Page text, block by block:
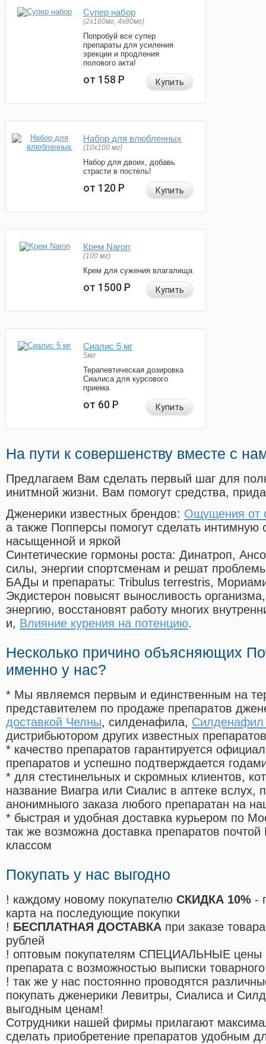
Супер набор
(2х160мг, 4х80мг)
Попробуй все супер
препараты для усиления
эрекции и продления
полового акта!
от 158Р Купить
Набор для влюбленных
(10х100 мг)
Набор для двоих, добавь
страсти в постель!
от 120Р Купить
Крем Naron
(100 мг)
Крем для сужения влагалища
от 1500Р Купить
Сиалис 5 мг
5мг
Терапевтическая дозировка
Сиалиса для курсового
приема
от 60Р Купить
На пути к совершенству вместе с
Предлагаем Вам сделать первый шаг для
инитмной жизни. Вам помогут средства,
Дженерики известных брендов: Ощущения от
а также Попперсы помогут сделать
насыщенной и яркой
Синтетические гормоны роста: Динатроп,
силы, энергии спортсменам и решат
БАДы и препараты: Tribulus terrestris,
Экдистерон повысят выносливость
энергию, восстановят работу многих
и, Влияние курения на потенцию.
Несколько причино объясняющих
именно у нас?
* Мы являемся первым и единственным на
представителем по продаже препаратов
доставкой Челны, силденафила,
дистрибьютором других известных препаратов
* качество препаратов гарантируется
препаратов и успешно подтверждается
* для стестинельных и скромных клиентов,
название Виагра или Сиалис в аптеке вслух,
анонимныого заказа любого препаратан на
* быстрая и удобная доставка курьером по
так же возможна доставка препаратов
классом
Покупать у нас выгодно
! каждому новому покупателю СКИДКА 10% -
карта на последующие покупки
! БЕСПЛАТНАЯ ДОСТАВКА при заказе
рублей
! оптовым покупателям СПЕЦИАЛЬНЫЕ цены
препарата с возможностью выписки
! так же у нас постоянно проводятся
покупать дженерики Левитры, Сиалиса и
выгодным ценам!
Cотрудники нашей фирмы прилагают
сделать приобретение препаратов удобным